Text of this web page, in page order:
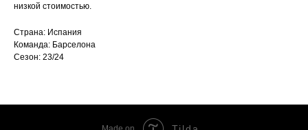
низкой стоимостью.
Страна: Испания
Команда: Барселона
Сезон: 23/24